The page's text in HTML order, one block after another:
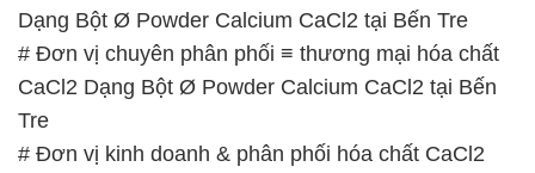
Dạng Bột Ø Powder Calcium CaCl2 tại Bến Tre
# Đơn vị chuyên phân phối ≡ thương mại hóa chất
CaCl2 Dạng Bột Ø Powder Calcium CaCl2 tại Bến
Tre
# Đơn vị kinh doanh & phân phối hóa chất CaCl2